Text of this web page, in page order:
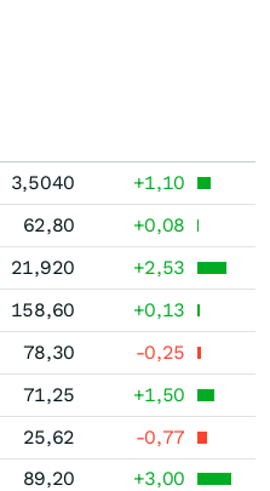
3,5040
+1,10
62,80
+0,08
21,920
+2,53
158,60
+0,13
78,30
-0,25
71,25
+1,50
25,62
-0,77
89,20
+3,00